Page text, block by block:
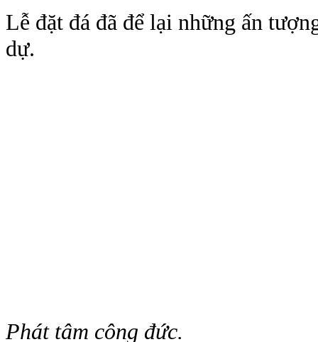
Lễ đặt đá đã để lại những ấn
dự.
Phát tâm công đức.